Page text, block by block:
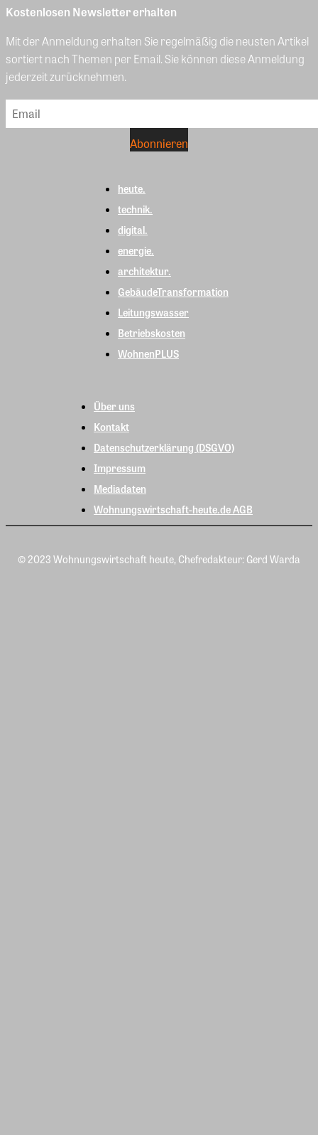
Kostenlosen Newsletter erhalten
Mit der Anmeldung erhalten Sie regelmäßig die neusten Artikel
sortiert nach Themen per Email. Sie können diese Anmeldung
jederzeit zurücknehmen.
heute.
technik.
digital.
energie.
architektur.
GebäudeTransformation
Leitungswasser
Betriebskosten
WohnenPLUS
Über uns
Kontakt
Datenschutzerklärung (DSGVO)
Impressum
Mediadaten
Wohnungswirtschaft-heute.de AGB
© 2023 Wohnungswirtschaft heute, Chefredakteur: Gerd Warda